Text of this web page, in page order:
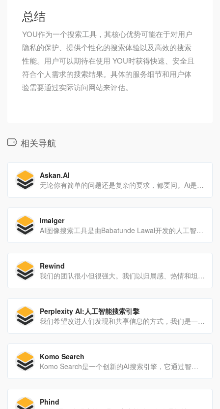
总结
YOU作为一个搜索工具，其核心优势可能在于对用户
隐私的保护、提供个性化的搜索体验以及高效的搜索
性能。用户可以期待在使用 YOU时获得快速、安全且
符合个人需求的搜索结果。具体的服务细节和用户体
验需要通过实际访问网站来评估。
相关导航
Askan.AI
无论你有简单的问题还是复杂的要求，都要问。Ai是来帮忙的。
Imaiger
AI图像搜索工具是由Babatunde Lawal开发的人工智能搜索引擎，使用户能够快速准确地搜索图像。
Rewind
我们的团队很小但很强大。我们以归属感、热情和坦率为重点进行协作。我们在丹佛、纽约、旧金山、洛杉矶、奥斯汀和波特兰远程工作。
Perplexity AI:人工智能搜索引擎
我们希望改进人们发现和共享信息的方式，我们是一个小型的跨学科团队，决心为世界带来新技术和有用的产品。
Komo Search
Komo Search是一个创新的AI搜索引擎，它通过智能理解用户需求、提供个性化搜索结果和快速响应，帮助用户更有效地获取信息。
Phind